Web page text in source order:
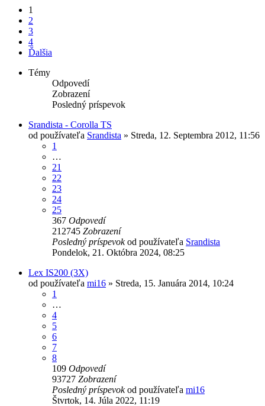
1
2
3
4
Ďalšia
Témy
Odpovedí
Zobrazení
Posledný príspevok
Srandista - Corolla TS
od používateľa Srandista » Streda, 12. Septembra 2012, 11:56
1
…
21
22
23
24
25
367 Odpovedí
212745 Zobrazení
Posledný príspevokod používateľa Srandista
Pondelok, 21. Októbra 2024, 08:25
Lex IS200 (3X)
od používateľa mi16 » Streda, 15. Januára 2014, 10:24
1
…
4
5
6
7
8
109 Odpovedí
93727 Zobrazení
Posledný príspevokod používateľa mi16
Štvrtok, 14. Júla 2022, 11:19